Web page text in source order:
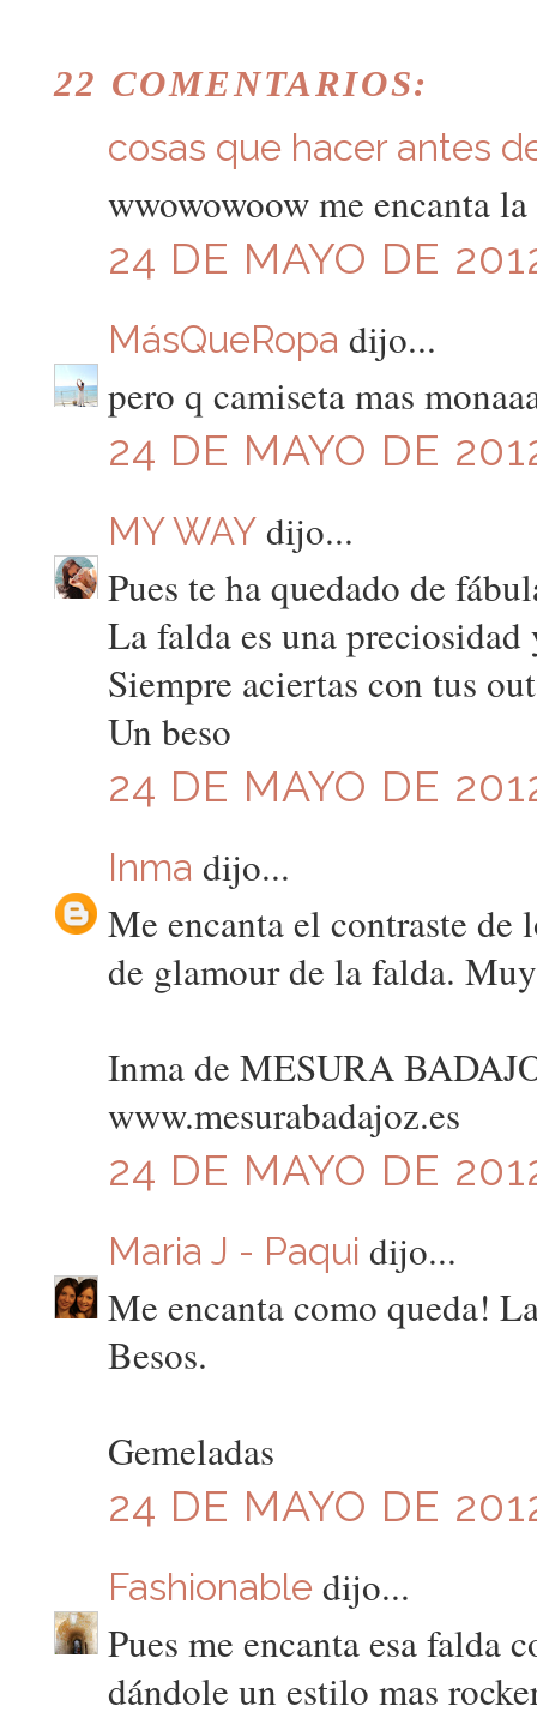
22 COMENTARIOS:
cosas que hacer antes
wwowowoow me encanta
24 DE MAYO DE
MásQueRopa dijo...
pero q camiseta mas
24 DE MAYO DE
MY WAYdijo...
Pues te ha quedado de
La falda es una
Siempre aciertas con tus
Un beso
24 DE MAYO DE
Inma dijo...
Me encanta el contraste
de glamour de la falda.
Inma de MESURA
www.mesurabadajoz.es
24 DE MAYO DE
Maria J - Paqui dijo...
Me encanta como queda!
Besos.
Gemeladas
24 DE MAYO DE
Fashionable dijo...
Pues me encanta esa falda
dándole un estilo mas